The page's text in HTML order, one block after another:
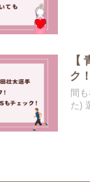
【
ク！
間
た)